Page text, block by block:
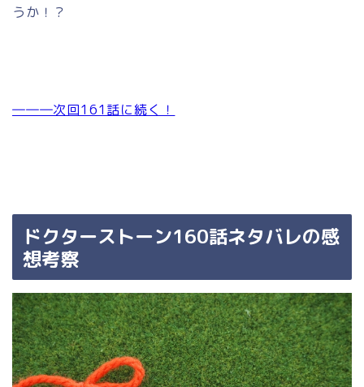
うか！？
―――次回161話に続く！
ドクターストーン160話ネタバレの感
想考察